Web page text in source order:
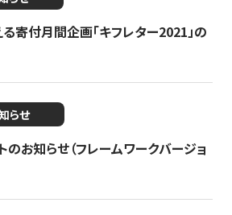
寄付月間企画「キフレター2021」の
らせ
のお知らせ（フレームワークバージョ